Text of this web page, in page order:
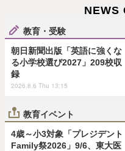
NEWS
教育・受験
朝日新聞出版「英語に強くな
る小学校選び2027」209校収
録
2026.8.6 Thu 13:15
教育イベント
4歳～小3対象「プレジデント
Family祭2026」9/6、東大医